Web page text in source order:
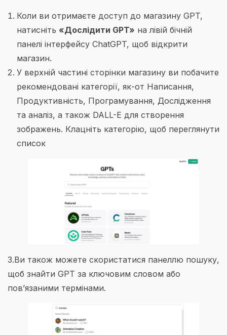
Коли ви отримаєте доступ до магазину GPT,
натисніть «Дослідити GPT» на лівій бічній
панелі інтерфейсу ChatGPT, щоб відкрити
магазин.
У верхній частині сторінки магазину ви побачите
рекомендовані категорії, як-от Написання,
Продуктивність, Програмування, Дослідження
та аналіз, а також DALL-E для створення
зображень. Клацніть категорію, щоб переглянути
список
3.Ви також можете скористатися панеллю пошуку,
щоб знайти GPT за ключовим словом або
пов’язаними термінами.